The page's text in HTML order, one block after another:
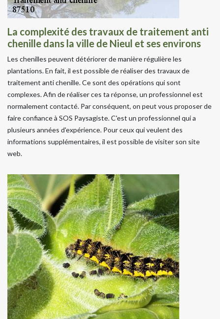
La complexité des travaux de traitement anti
chenille dans la ville de Nieul et ses environs
Les chenilles peuvent détériorer de manière régulière les
plantations. En fait, il est possible de réaliser des travaux de
traitement anti chenille. Ce sont des opérations qui sont
complexes. Afin de réaliser ces ta réponse, un professionnel est
normalement contacté. Par conséquent, on peut vous proposer de
faire confiance à SOS Paysagiste. C'est un professionnel qui a
plusieurs années d'expérience. Pour ceux qui veulent des
informations supplémentaires, il est possible de visiter son site
web.